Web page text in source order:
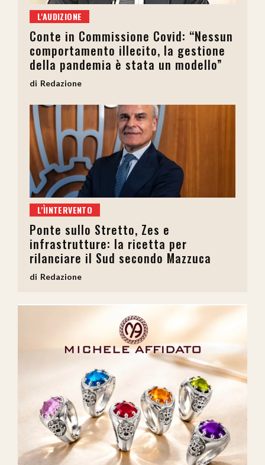
L'AUDIZIONE
Conte in Commissione Covid: “Nessun
comportamento illecito, la gestione
della pandemia è stata un modello”
Redazione
L'ÌINTERVENTO
Ponte sullo Stretto, Zes e
infrastrutture: la ricetta per
rilanciare il Sud secondo Mazzuca
Redazione